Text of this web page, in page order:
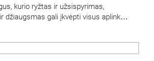
kurio ryžtas ir užsispyrimas,
džiaugsmas gali įkvėpti visus aplink
kuris gali apkabinti širdimi.